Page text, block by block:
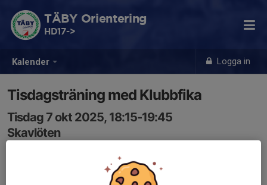
Kalender Logga in
TÄBY Orientering
HD17->
Tisdagsträning med Klubbfika
Tisdag 7 okt 2025, 18:15-19:45
Skavlöten
25-Mannaträning tillsammans med OV. Ange om du vill